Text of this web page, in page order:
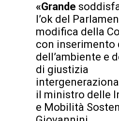
«Grande
l’ok del
modifica della
con inserimento
dell’ambiente e
di giustizia
il ministro delle
e Mobilità